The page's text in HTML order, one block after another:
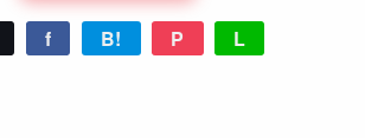
f B! P L